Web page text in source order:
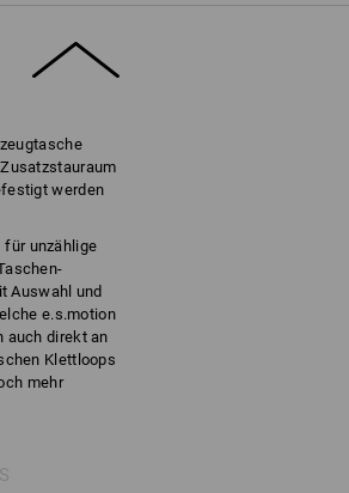
werden
für unzählige
Auswahl und
e.s.motion
auch direkt an
Klettloops
mehr